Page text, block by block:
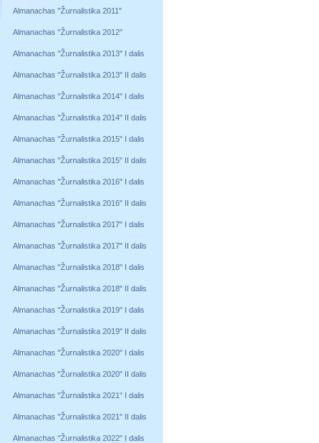
Almanachas "Žurnalistika 2011"
Almanachas "Žurnalistika 2012"
Almanachas "Žurnalistika 2013" I dalis
Almanachas "Žurnalistika 2013" II dalis
Almanachas "Žurnalistika 2014" I dalis
Almanachas "Žurnalistika 2014" II dalis
Almanachas "Žurnalistika 2015" I dalis
Almanachas "Žurnalistika 2015" II dalis
Almanachas "Žurnalistika 2016" I dalis
Almanachas "Žurnalistika 2016" II dalis
Almanachas "Žurnalistika 2017" I dalis
Almanachas "Žurnalistika 2017" II dalis
Almanachas "Žurnalistika 2018" I dalis
Almanachas "Žurnalistika 2018" II dalis
Almanachas "Žurnalistika 2019" I dalis
Almanachas "Žurnalistika 2019" II dalis
Almanachas "Žurnalistika 2020" I dalis
Almanachas "Žurnalistika 2020" II dalis
Almanachas "Žurnalistika 2021" I dalis
Almanachas "Žurnalistika 2021" II dalis
Almanachas "Žurnalistika 2022" I dalis